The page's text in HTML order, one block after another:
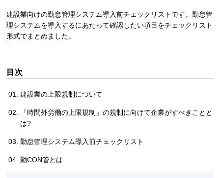
建設業向けの勤怠管理システム導入前チェックリストです。勤怠管
理システムを導入するにあたって確認したい項目をチェックリスト
形式でまとめました。
目次
建設業の上限規制について
「時間外労働の上限規制」の規制に向けて企業がすべきことと
は?
勤怠管理システム導入前チェックリスト
勤CON管とは